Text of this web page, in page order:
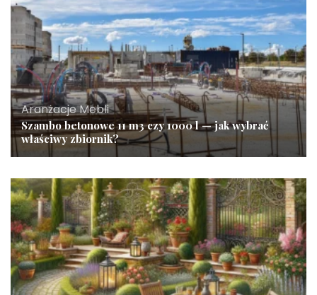
Aranżacje Mebli
Szambo betonowe 11 m3 czy 1000 l — jak wybrać
właściwy zbiornik?